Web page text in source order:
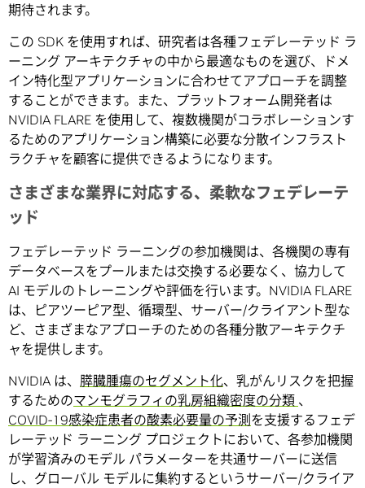
期待されます。
この SDK を使用すれば、研究者は各種フェデレーテッド ラ
ーニング アーキテクチャの中から最適なものを選び、ドメ
イン特化型アプリケーションに合わせてアプローチを調整
することができます。また、プラットフォーム開発者は
NVIDIA FLARE を使用して、複数機関がコラボレーションす
るためのアプリケーション構築に必要な分散インフラスト
ラクチャを顧客に提供できるようになります。
さまざまな業界に対応する、柔軟なフェデレーテ
ッド
フェデレーテッド ラーニングの参加機関は、各機関の専有
データベースをプールまたは交換する必要なく、協力して
AI モデルのトレーニングや評価を行います。NVIDIA FLARE
は、ピアツーピア型、循環型、サーバー/クライアント型な
ど、さまざまなアプローチのための各種分散アーキテクチ
ャを提供します。
NVIDIA は、 膵臓腫瘍のセグメント化、乳がんリスクを把握
するためのマンモグラフィの乳房組織密度の分類 、
COVID-19感染症患者の酸素必要量の予測 を支援するフェデ
レーテッド ラーニング プロジェクトにおいて、各参加機関
が学習済みのモデル パラメーターを共通サーバーに送信
し、グローバル モデルに集約するというサーバー/クライア